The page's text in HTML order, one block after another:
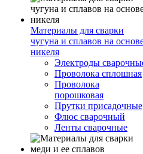
Материалы для сварки
чугуна и сплавов на
никеля
Электроды
Проволока сплошная
Проволока
порошковая
Прутки присадочные
Флюс сварочный
Ленты сварочные